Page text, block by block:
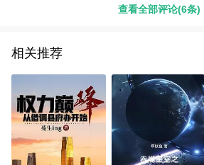
查看全部评论(6条)
相关推荐